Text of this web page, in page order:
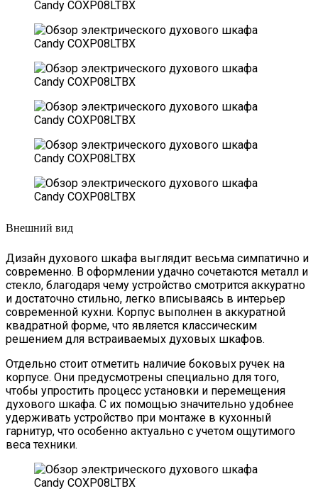
Внешний вид
Дизайн духового шкафа выглядит весьма симпатично и
современно. В оформлении удачно сочетаются металл и
стекло, благодаря чему устройство смотрится аккуратно
и достаточно стильно, легко вписываясь в интерьер
современной кухни. Корпус выполнен в аккуратной
квадратной форме, что является классическим
решением для встраиваемых духовых шкафов.
Отдельно стоит отметить наличие боковых ручек на
корпусе. Они предусмотрены специально для того,
чтобы упростить процесс установки и перемещения
духового шкафа. С их помощью значительно удобнее
удерживать устройство при монтаже в кухонный
гарнитур, что особенно актуально с учетом ощутимого
веса техники.